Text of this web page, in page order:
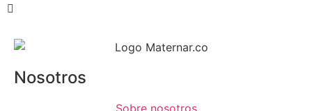
Nosotros
Sobre nosotros